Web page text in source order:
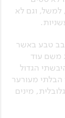
למשל, וגם לא
טבע באשר
משם עוד
הגדול
הבלתי מעורער
מינים